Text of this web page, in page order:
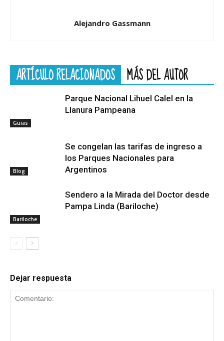
Alejandro Gassmann
ARTÍCULO RELACIONADOS MÁS DEL AUTOR
Guias
Parque Nacional Lihuel Calel en la
Llanura Pampeana
Blog
Se congelan las tarifas de ingreso a
los Parques Nacionales para
Argentinos
Bariloche
Sendero a la Mirada del Doctor desde
Pampa Linda (Bariloche)
Dejar respuesta